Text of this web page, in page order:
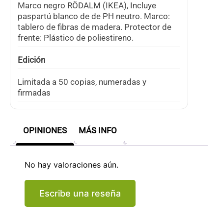
Marco negro RÖDALM (IKEA), Incluye
paspartú blanco de de PH neutro. Marco:
tablero de fibras de madera. Protector de
frente: Plástico de poliestireno.
Edición
Limitada a 50 copias, numeradas y
firmadas
OPINIONES MÁS INFO
No hay valoraciones aún.
Escribe una reseña